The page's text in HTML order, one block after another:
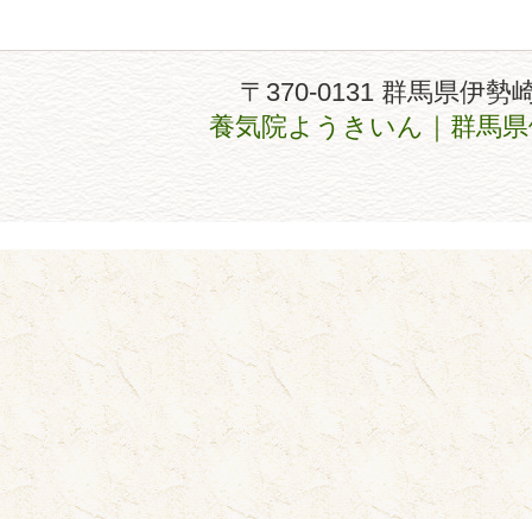
〒370-0131 群馬県伊勢
養気院ようきいん｜群馬